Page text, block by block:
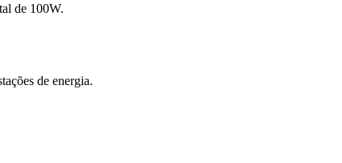
de 100W.
de energia.